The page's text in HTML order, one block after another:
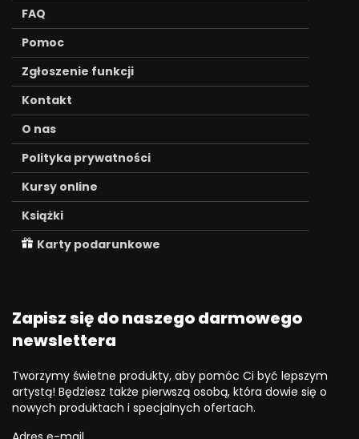
FAQ
Pomoc
Zgłoszenie funkcji
Kontakt
O nas
Polityka prywatności
Kursy online
Książki
Karty podarunkowe
Zapisz się do naszego darmowego
newslettera
Tworzymy świetne produkty, aby pomóc Ci być lepszym
artystą! Będziesz także pierwszą osobą, która dowie się o
nowych produktach i specjalnych ofertach.